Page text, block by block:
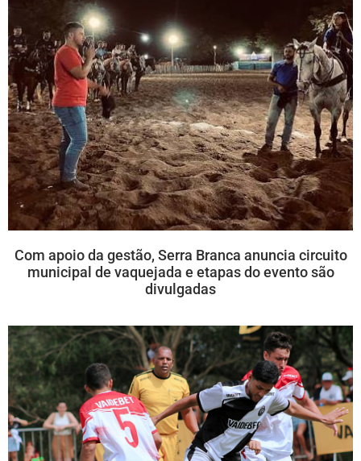
Com apoio da gestão, Serra Branca anuncia circuito
municipal de vaquejada e etapas do evento são
divulgadas